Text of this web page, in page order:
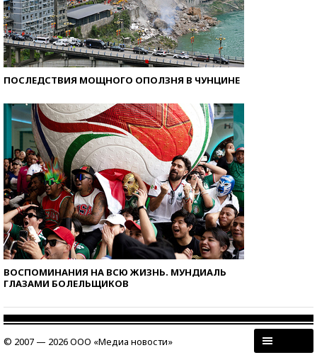
ПОСЛЕДСТВИЯ МОЩНОГО ОПОЛЗНЯ В ЧУНЦИНЕ
ВОСПОМИНАНИЯ НА ВСЮ ЖИЗНЬ. МУНДИАЛЬ
ГЛАЗАМИ БОЛЕЛЬЩИКОВ
© 2007 — 2026 ООО «Медиа новости»